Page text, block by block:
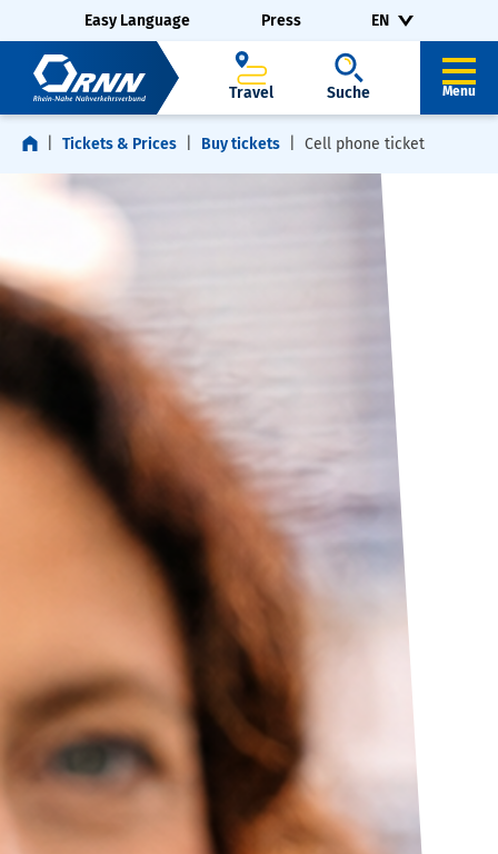
Skip navigation
Skip to footerEasy Language Press EN
Travel Suche Menu
Tickets & Prices Buy tickets Cell phone ticket